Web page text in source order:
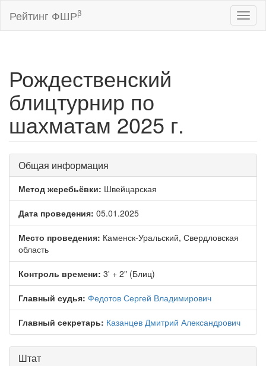
Рейтинг ФШРβ
Рождественский
блицтурнир по
шахматам 2025 г.
Общая информация
Метод жеребьёвки: Швейцарская
Дата проведения: 05.01.2025
Место проведения: Каменск-Уральский, Свердловская
область
Контроль времени: 3' + 2" (Блиц)
Главный судья: Федотов Сергей Владимирович
Главный секретарь: Казанцев Дмитрий Александрович
Штат